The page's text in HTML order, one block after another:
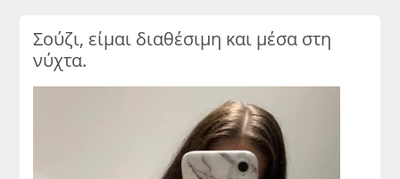
Σούζι, είμαι διαθέσιμη και μέσα στη
νύχτα.